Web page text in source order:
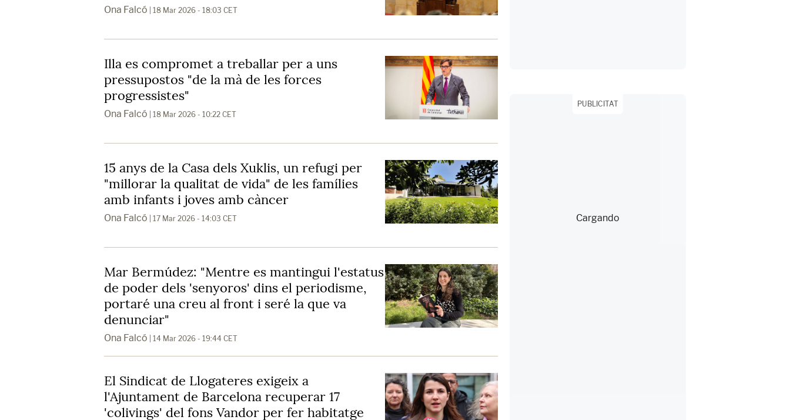
Ona Falcó | 18 Mar 2026 - 18:03 CET
Illa es compromet a treballar per a uns
pressupostos "de la mà de les forces
progressistes"
Ona Falcó | 18 Mar 2026 - 10:22 CET
15 anys de la Casa dels Xuklis, un refugi per
"millorar la qualitat de vida" de les famílies
amb infants i joves amb càncer
Ona Falcó | 17 Mar 2026 - 14:03 CET
Mar Bermúdez: "Mentre es mantingui l'estatus
de poder dels 'senyoros' dins el periodisme,
portaré una creu al front i seré la que va
denunciar"
Ona Falcó | 14 Mar 2026 - 19:44 CET
El Sindicat de Llogateres exigeix a
l'Ajuntament de Barcelona recuperar 17
'colivings' del fons Vandor per fer habitatge
PUBLICITAT